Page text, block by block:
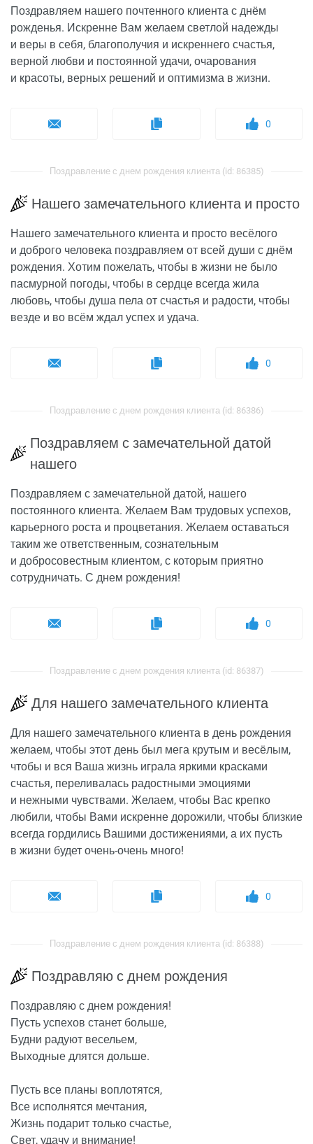
Поздравляем нашего почтенного клиента с днём
рожденья. Искренне Вам желаем светлой надежды
и веры в себя, благополучия и искреннего счастья,
верной любви и постоянной удачи, очарования
и красоты, верных решений и оптимизма в жизни.
0
Поздравление с днем рождения клиента (id: 86385)
Нашего замечательного клиента и просто
Нашего замечательного клиента и просто весёлого
и доброго человека поздравляем от всей души с днём
рождения. Хотим пожелать, чтобы в жизни не было
пасмурной погоды, чтобы в сердце всегда жила
любовь, чтобы душа пела от счастья и радости, чтобы
везде и во всём ждал успех и удача.
0
Поздравление с днем рождения клиента (id: 86386)
Поздравляем с замечательной датой
нашего
Поздравляем с замечательной датой, нашего
постоянного клиента. Желаем Вам трудовых успехов,
карьерного роста и процветания. Желаем оставаться
таким же ответственным, сознательным
и добросовестным клиентом, с которым приятно
сотрудничать. С днем рождения!
0
Поздравление с днем рождения клиента (id: 86387)
Для нашего замечательного клиента
Для нашего замечательного клиента в день рождения
желаем, чтобы этот день был мега крутым и весёлым,
чтобы и вся Ваша жизнь играла яркими красками
счастья, переливалась радостными эмоциями
и нежными чувствами. Желаем, чтобы Вас крепко
любили, чтобы Вами искренне дорожили, чтобы близкие
всегда гордились Вашими достижениями, а их пусть
в жизни будет очень-очень много!
0
Поздравление с днем рождения клиента (id: 86388)
Поздравляю с днем рождения
Поздравляю с днем рождения!
Пусть успехов станет больше,
Будни радуют весельем,
Выходные длятся дольше.
Пусть все планы воплотятся,
Все исполнятся мечтания,
Жизнь подарит только счастье,
Свет, удачу и внимание!